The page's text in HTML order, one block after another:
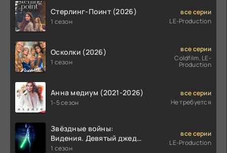
Стерлинг-Поинт (2026)
1 сезон
все серии
LE-Production
Осколки (2026)
1 сезон
все серии
Coldfilm, LE-
Production
Анна медиум (2021-2026)
1-5 сезон
все серии
Не требуется
Звёздные войны:
Видения. Девятый джедай
(2026)
1 сезон
все серии
LE-Production